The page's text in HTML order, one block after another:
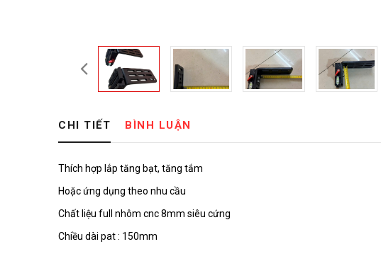
CHI TIẾT BÌNH LUẬN
Thích hợp lắp tăng bạt, tăng tắm
Hoặc ứng dụng theo nhu cầu
Chất liệu full nhôm cnc 8mm siêu cứng
Chiều dài pat : 150mm